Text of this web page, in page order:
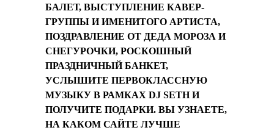
БАЛЕТ, ВЫСТУПЛЕНИЕ КАВЕР-
ГРУППЫ И ИМЕНИТОГО АРТИСТА,
ПОЗДРАВЛЕНИЕ ОТ ДЕДА МОРОЗА И
СНЕГУРОЧКИ, РОСКОШНЫЙ
ПРАЗДНИЧНЫЙ БАНКЕТ,
УСЛЫШИТЕ ПЕРВОКЛАССНУЮ
МУЗЫКУ В РАМКАХ DJ SETH И
ПОЛУЧИТЕ ПОДАРКИ. ВЫ УЗНАЕТЕ,
НА КАКОМ САЙТЕ ЛУЧШЕ